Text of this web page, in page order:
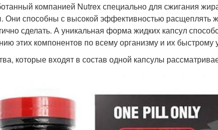
компанией Nutrex специально для сжигания
способны с высокой эффективностью расщеплять
сделать. А уникальная форма жидких капсул
этих компонентов по всему организму и их быстрому
которые входят в состав одной капсулы